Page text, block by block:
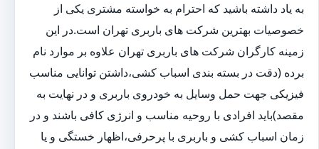
به یاد داشته باشید که احترام به خواسته مشتری یکی از
خصوصیات بهترین شرکت های باربری تهران است.در این
زمینه کارگران شرکت های باربری تهران علاوه بر موارد نام
برده (دقت در بسته بندی اسباب کشی،داشتن توانایی مناسب
فیزیکی جهت حمل وسایل به خودروی باربری و در نهایت به
مقصد)باید افرادی با روحیه مناسب و انرژی کافی باشند و در
زمان اسباب کشی و باربری با پرحرفی،اظهار خستگی و یا